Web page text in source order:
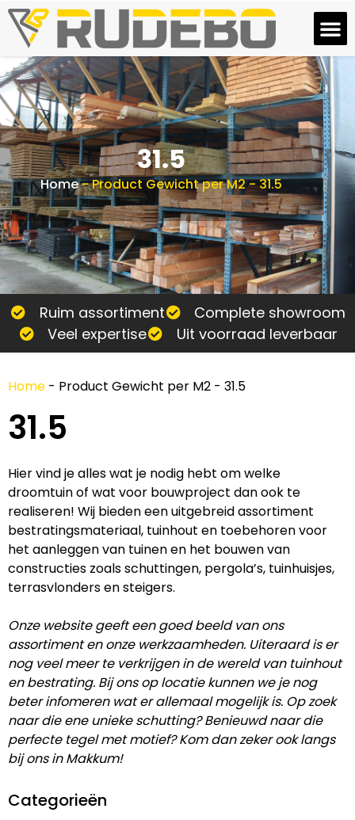
31.5
Home-Product Gewicht per M2-31.5
Ruim assortiment
Complete showroom
Veel expertise
Uit voorraad leverbaar
Home - Product Gewicht per M2 - 31.5
31.5
Hier vind je alles wat je nodig hebt om welke
droomtuin of wat voor bouwproject dan ook te
realiseren! Wij bieden een uitgebreid assortiment
bestratingsmateriaal, tuinhout en toebehoren voor
het aanleggen van tuinen en het bouwen van
constructies zoals schuttingen, pergola’s, tuinhuisjes,
terrasvlonders en steigers.
Onze website geeft een goed beeld van ons
assortiment en onze werkzaamheden. Uiteraard is er
nog veel meer te verkrijgen in de wereld van tuinhout
en bestrating. Bij ons op locatie kunnen we je nog
beter infomeren wat er allemaal mogelijk is. Op zoek
naar die ene unieke schutting? Benieuwd naar die
perfecte tegel met motief? Kom dan zeker ook langs
bij ons in Makkum!
Categorieën